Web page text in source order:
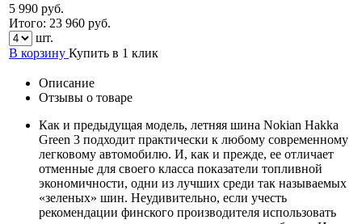
5 990 руб.
Итого: 23 960 руб.
шт.
В корзину Купить в 1 клик
Описание
Отзывы о товаре
Как и предыдущая модель, летняя шина Nokian Hakka
Green 3 подходит практически к любому современному
легковому автомобилю. И, как и прежде, ее отличает
отменные для своего класса показатели топливной
экономичности, одни из лучших среди так называемых
«зеленых» шин. Неудивительно, если учесть
рекомендации финского производителя использовать